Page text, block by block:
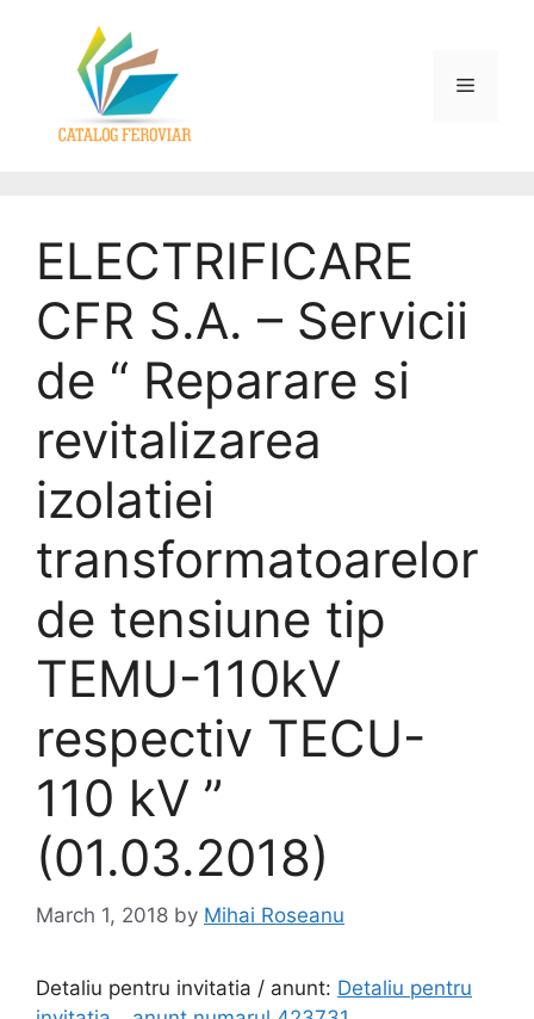
ELECTRIFICARE
CFR S.A. – Servicii
de “ Reparare si
revitalizarea
izolatiei
transformatoarelor
de tensiune tip
TEMU-110kV
respectiv TECU-
110 kV ”
(01.03.2018)
March 1, 2018 by Mihai Roseanu
Detaliu pentru invitatia / anunt: Detaliu pentru